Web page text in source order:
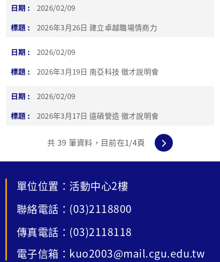
2026/02/09
2026年3月26日 建立卓越職場情商力
2026/02/09
2026年3月19日 南亞科技 徵才說明會
2026/02/09
2026年3月17日 遠碩營造 徵才說明會
共39 筆資料，目前在1/4頁
單位位置：活動中心2樓
聯絡電話：(03)2118800
傳真電話：(03)2118118
電子信箱：kuo2003@mail.cgu.edu.tw